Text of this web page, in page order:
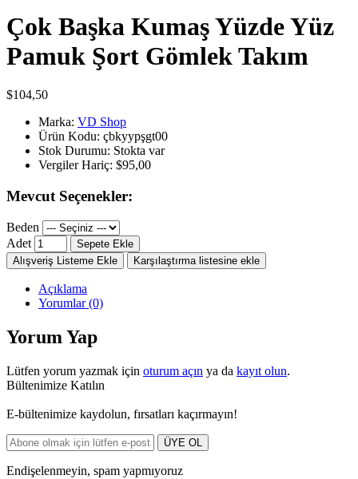
Çok Başka Kumaş Yüzde Yüz
Pamuk Şort Gömlek Takım
$104,50
Marka: VD Shop
Ürün Kodu: çbkyypşgt00
Stok Durumu: Stokta var
Vergiler Hariç: $95,00
Mevcut Seçenekler:
Beden
Adet
Sepete Ekle
Alışveriş Listeme Ekle
Karşılaştırma listesine ekle
Açıklama
Yorumlar (0)
Yorum Yap
Lütfen yorum yazmak için oturum açın ya da kayıt olun.
Bültenimize Katılın
E-bültenimize kaydolun, fırsatları kaçırmayın!
ÜYE OL
Endişelenmeyin, spam yapmıyoruz